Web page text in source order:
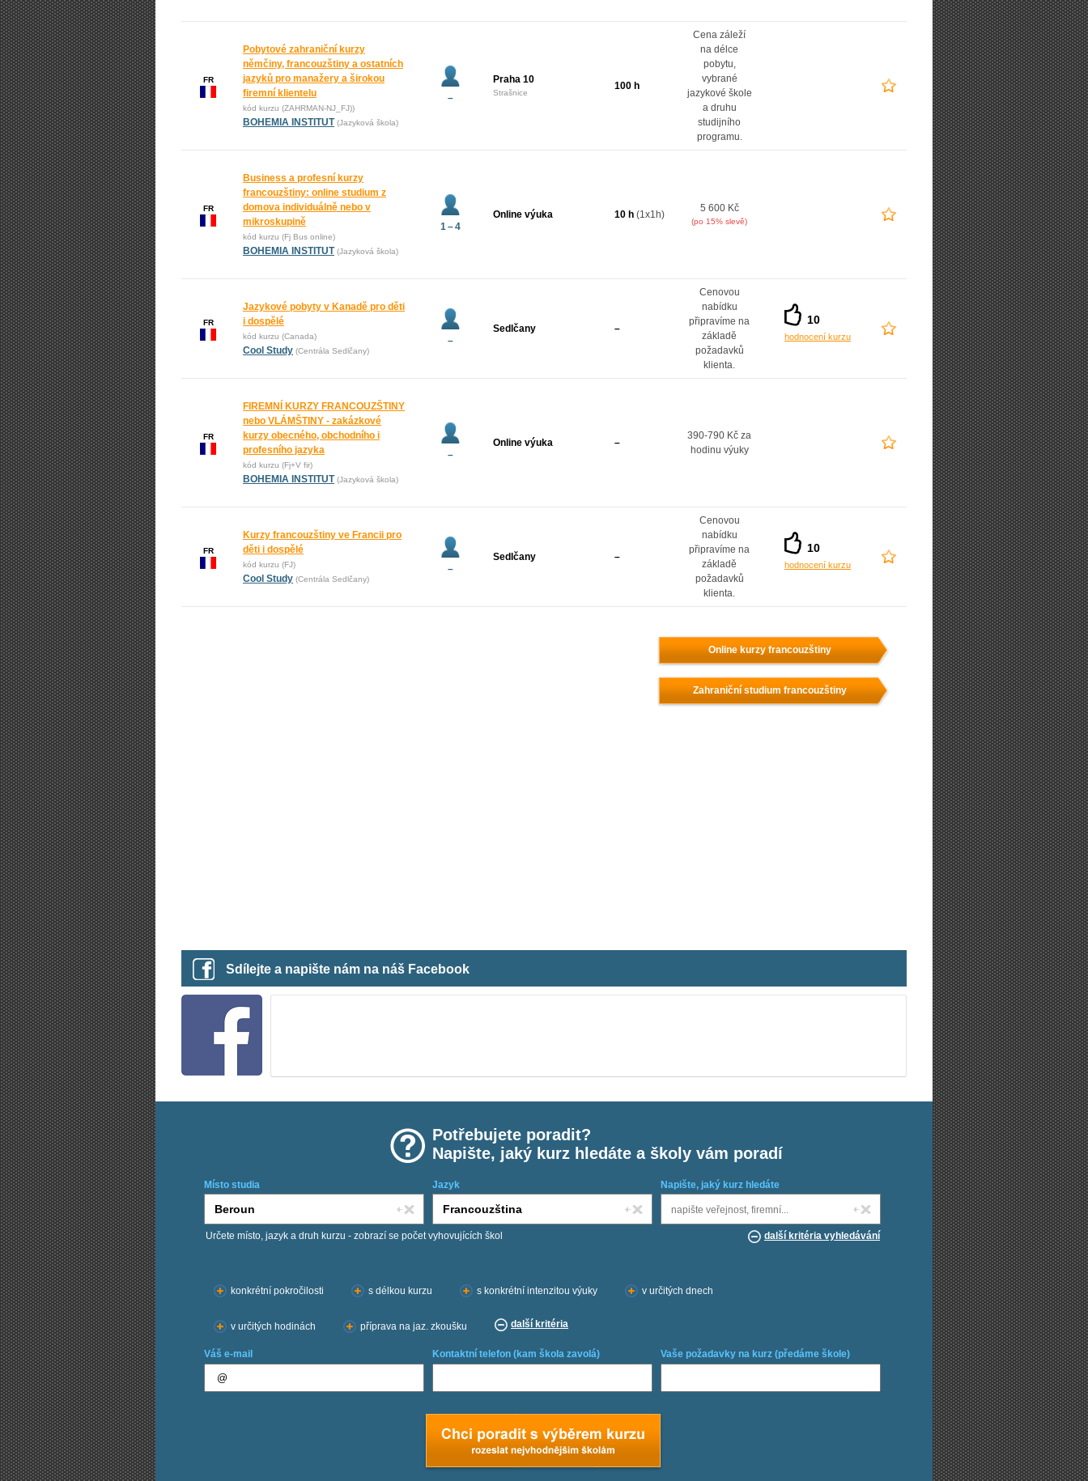
FR
Pobytové zahraniční kurzy
němčiny, francouzštiny a ostatních
jazyků pro manažery a širokou
firemní klientelu
kód kurzu (ZAHRMAN-NJ_FJ))
BOHEMIA INSTITUT (Jazyková škola)
–
Praha 10
Strašnice
100 h
Cena záleží
na délce
pobytu,
vybrané
jazykové škole
a druhu
studijního
programu.
FR
Business a profesní kurzy
francouzštiny: online studium z
domova individuálně nebo v
mikroskupině
kód kurzu (Fj Bus online)
BOHEMIA INSTITUT (Jazyková škola)
1 – 4
Online výuka 10 h (1x1h)
5 600 Kč
(po 15% slevě)
FR
Jazykové pobyty v Kanadě pro děti
i dospělé
kód kurzu (Canada)
Cool Study (Centrála Sedlčany)
–
Sedlčany –
Cenovou
nabídku
připravíme na
základě
požadavků
klienta.
10
hodnocení kurzu
FR
FIREMNÍ KURZY FRANCOUZŠTINY
nebo VLÁMŠTINY - zakázkové
kurzy obecného, obchodního i
profesního jazyka
kód kurzu (Fj+V fir)
BOHEMIA INSTITUT (Jazyková škola)
–
Online výuka –
390-790 Kč za
hodinu výuky
FR
Kurzy francouzštiny ve Francii pro
děti i dospělé
kód kurzu (FJ)
Cool Study (Centrála Sedlčany)
–
Sedlčany –
Cenovou
nabídku
připravíme na
základě
požadavků
klienta.
10
hodnocení kurzu
Online kurzy francouzštiny
Zahraniční studium francouzštiny
Sdílejte a napište nám na náš Facebook
Potřebujete poradit?
Napište, jaký kurz hledáte a školy vám poradí
Místo studia Jazyk Napište, jaký kurz hledáte
Určete místo, jazyk a druh kurzu - zobrazí se počet vyhovujících škol další kritéria vyhledávání
konkrétní pokročilosti
s délkou kurzu s konkrétní intenzitou výuky v určitých dnech
v určitých hodinách příprava na jaz. zkoušku další kritéria
Váš e-mail Kontaktní telefon (kam škola zavolá) Vaše požadavky na kurz (předáme škole)